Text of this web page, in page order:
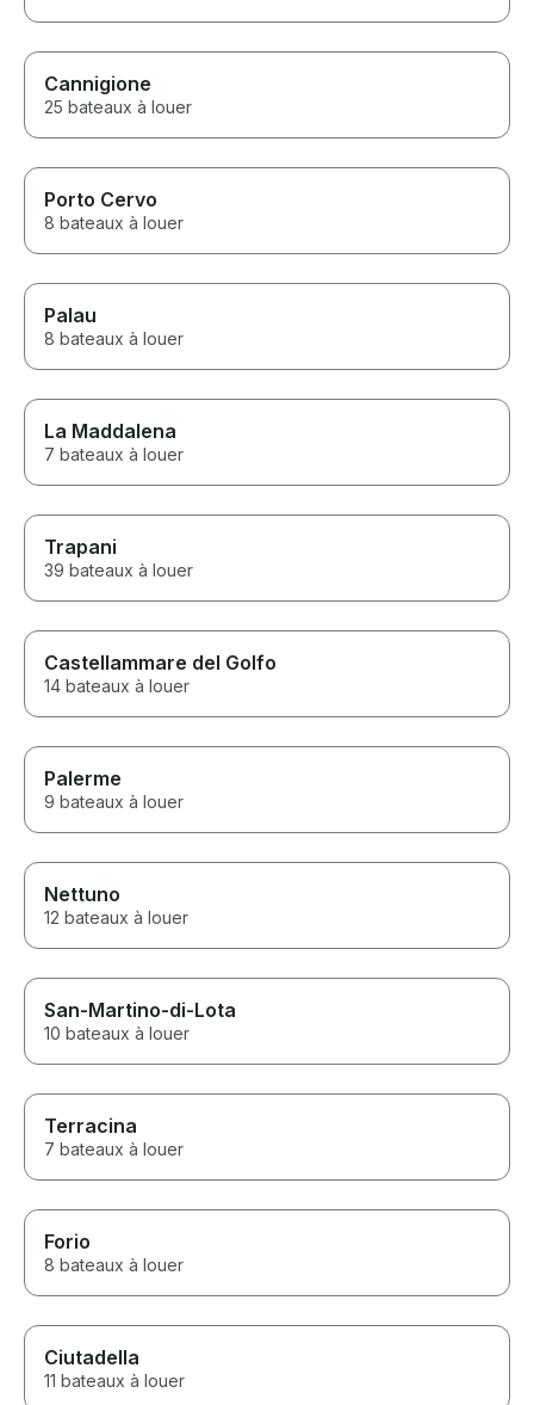
Cannigione
25 bateaux à louer
Porto Cervo
8 bateaux à louer
Palau
8 bateaux à louer
La Maddalena
7 bateaux à louer
Trapani
39 bateaux à louer
Castellammare del Golfo
14 bateaux à louer
Palerme
9 bateaux à louer
Nettuno
12 bateaux à louer
San-Martino-di-Lota
10 bateaux à louer
Terracina
7 bateaux à louer
Forio
8 bateaux à louer
Ciutadella
11 bateaux à louer